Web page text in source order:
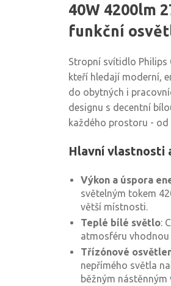
40W 4200lm
funkční
Stropní svítidlo Philips
kteří hledají moderní,
do obytných i
designu s decentní
každého prostoru -
Hlavní vlastnosti
Výkon a úspora
světelným tokem
větší místnosti.
Teplé bílé světlo:
atmosféru
Třízónové
nepřímého světla
běžným nástěnným